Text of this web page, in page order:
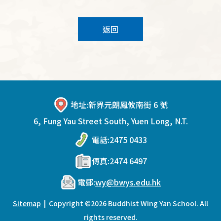
返回
地址:新界元朗鳳攸南街 6 號
6, Fung Yau Street South, Yuen Long, N.T.
電話:2475 0433
傳真:2474 6497
電郵:wy@bwys.edu.hk
Sitemap | Copyright ©2026 Buddhist Wing Yan School. All
rights reserved.